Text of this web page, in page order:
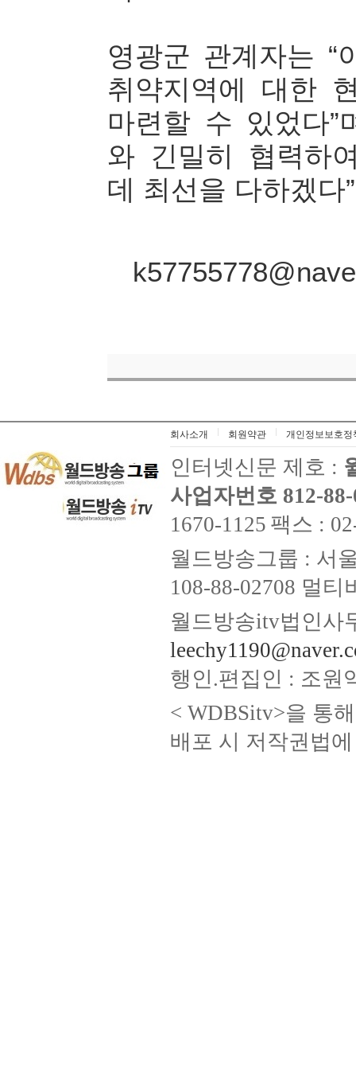
영광군 관계자는 “
취약지역에 대한
마련할 수 있었다”
와 긴밀히 협력하
데 최선을 다하겠다
회사소개 회원약관 개인정보보호정
인터넷신문 제호 :
사업자번호 812-
1670-1125 팩스 :
월드방송그룹 : 서
108-88-02708 멀
월드방송itv법인사
행인.편집인 : 조원
< WDBSitv>을 통
배포 시 저작권법